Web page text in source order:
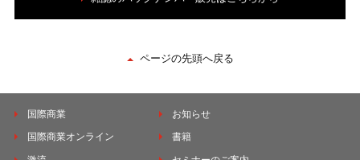
ページの先頭へ戻る
国際商業
国際商業オンライン
お知らせ
書籍